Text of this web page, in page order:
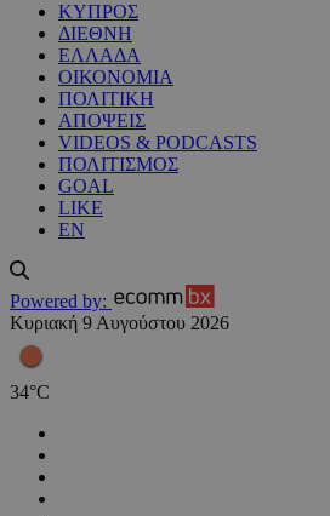
ΚΥΠΡΟΣ
ΔΙΕΘΝΗ
ΕΛΛΑΔΑ
ΟΙΚΟΝΟΜΙΑ
ΠΟΛΙΤΙΚΗ
ΑΠΟΨΕΙΣ
VIDEOS & PODCASTS
ΠΟΛΙΤΙΣΜΟΣ
GOAL
LIKE
EN
Powered by:
Κυριακή 9 Αυγούστου 2026
34°C